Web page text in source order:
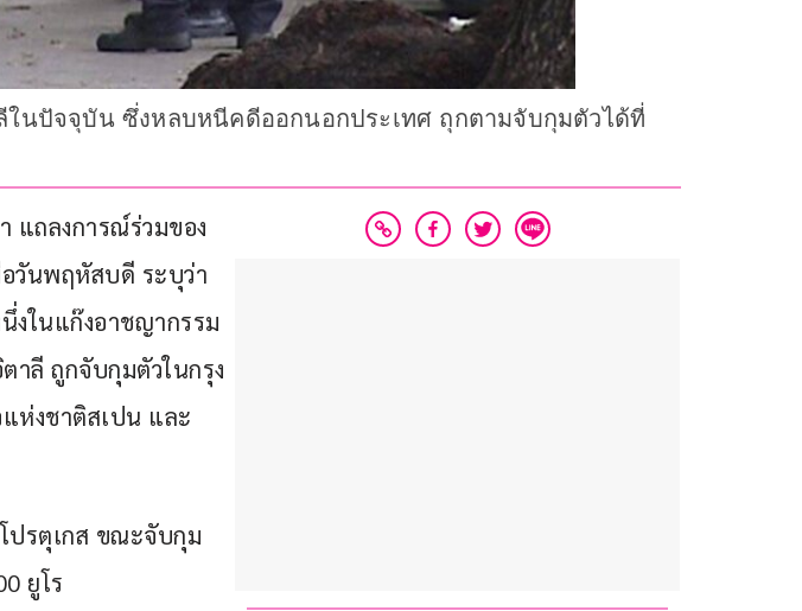
นปัจจุบัน ซึ่งหลบหนีคดีออกนอกประเทศ ถุกตามจับกุมตัวได้ที่
แถลงการณ์ร่วมของ
วันพฤหัสบดี ระบุว่า
งในแก๊งอาชญากรรม
าลี ถูกจับกุมตัวในกรุง
ห่งชาติสเปน และ
ปรตุเกส ขณะจับกุม
ยูโร